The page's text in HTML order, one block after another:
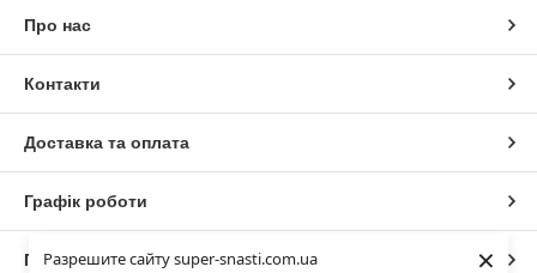
Разрешите сайту super-snasti.com.ua
×
Про нас
Контакти
Доставка та оплата
Графік роботи
Повна версія сайту